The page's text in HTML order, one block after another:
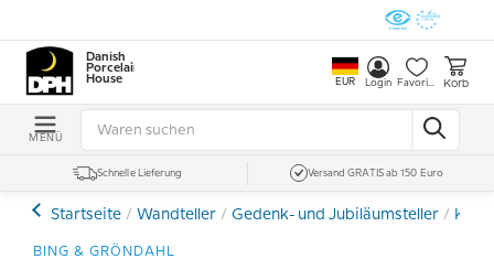
Danish
Porcelain
House
EUR Login Favoriten Korb
MENÜ
Schnelle Lieferung Versand GRATIS ab 150 Euro
Startseite Wandteller Gedenk- und Jubiläumsteller
BING & GRÖNDAHL